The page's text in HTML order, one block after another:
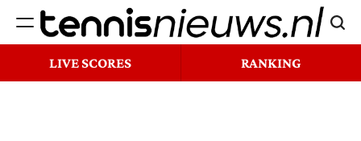
naar
Tennisnieuws.nl
LIVE SCORES RANKING